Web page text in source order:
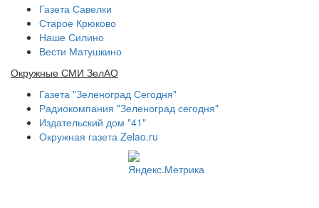
Газета Савелки
Старое Крюково
Наше Силино
Вести Матушкино
Окружные СМИ ЗелАО
Газета "Зеленоград Сегодня"
Радиокомпания "Зеленоград сегодня"
Издательский дом "41"
Окружная газета Zelao.ru